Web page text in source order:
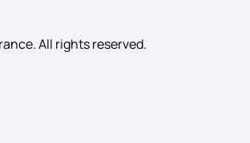
All rights reserved.